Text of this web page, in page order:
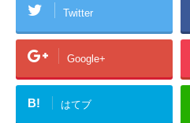
Twitter
Google+
B! はてブ